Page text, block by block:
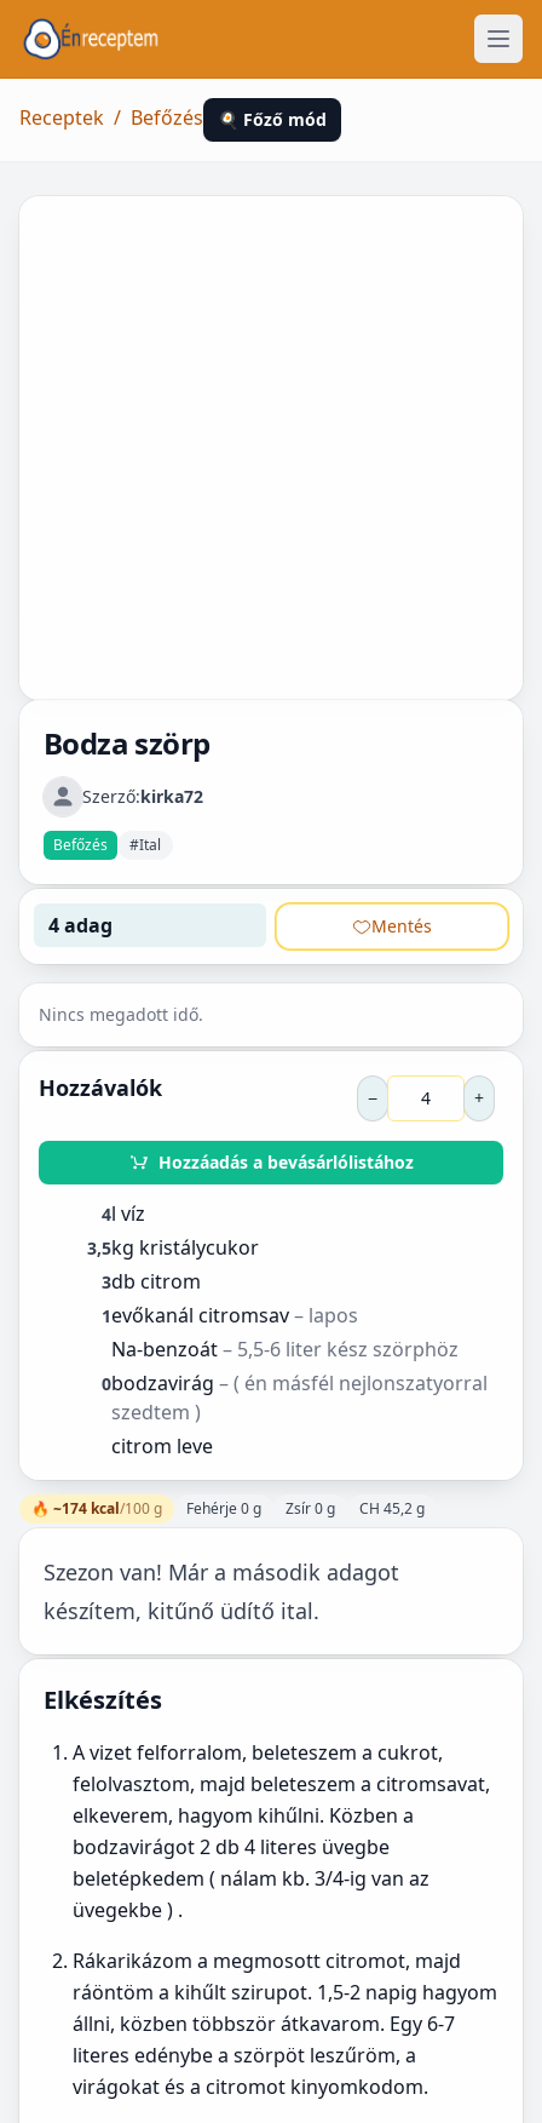
Receptek / Befőzés 🍳 Főző mód
Bodza szörp
Szerző:kirka72
Befőzés #Ital
4 adag Mentés
Nincs megadott idő.
Hozzávalók − +
Hozzáadás a bevásárlólistához
4l víz
3,5kg kristálycukor
3db citrom
1evőkanál citromsav– lapos
Na-benzoát– 5,5-6 liter kész szörphöz
0bodzavirág – ( én másfél nejlonszatyorral
szedtem )
citrom leve
🔥 ~174 kcal/100 g Fehérje 0 g Zsír 0 g CH 45,2 g
Szezon van! Már a második adagot
készítem, kitűnő üdítő ital.
Elkészítés
A vizet felforralom, beleteszem a cukrot,
felolvasztom, majd beleteszem a citromsavat,
elkeverem, hagyom kihűlni. Közben a
bodzavirágot 2 db 4 literes üvegbe
beletépkedem ( nálam kb. 3/4-ig van az
üvegekbe ) .
Rákarikázom a megmosott citromot, majd
ráöntöm a kihűlt szirupot. 1,5-2 napig hagyom
állni, közben többször átkavarom. Egy 6-7
literes edénybe a szörpöt leszűröm, a
virágokat és a citromot kinyomkodom.